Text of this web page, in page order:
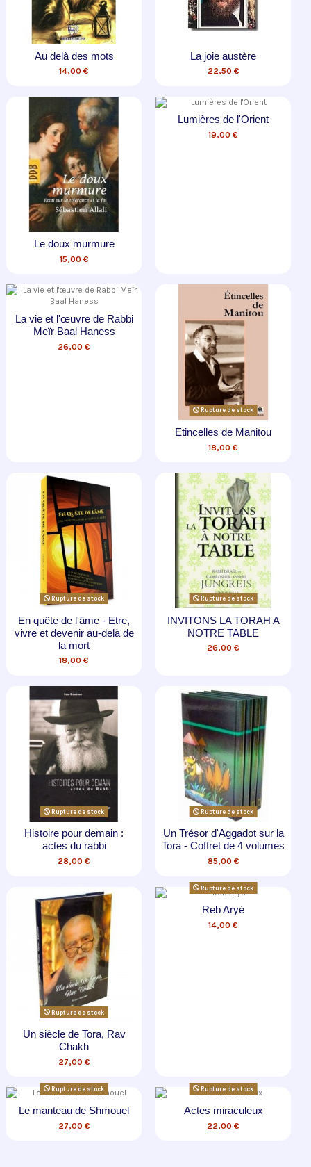
Au delà des mots
14,00 €
La joie austère
22,50 €
Le doux murmure
15,00 €
Lumières de l'Orient
19,00 €
La vie et l'œuvre de Rabbi
Meïr Baal Haness
26,00 €
Rupture de stock
Etincelles de Manitou
18,00 €
Rupture de stock
En quête de l'âme - Etre,
vivre et devenir au-delà de
la mort
18,00 €
Rupture de stock
INVITONS LA TORAH A
NOTRE TABLE
26,00 €
Rupture de stock
Histoire pour demain :
actes du rabbi
28,00 €
Rupture de stock
Un Trésor d'Aggadot sur la
Tora - Coffret de 4 volumes
85,00 €
Rupture de stock
Un siècle de Tora, Rav
Chakh
27,00 €
Rupture de stock
Reb Aryé
14,00 €
Rupture de stock
Le manteau de Shmouel
27,00 €
Rupture de stock
Actes miraculeux
22,00 €